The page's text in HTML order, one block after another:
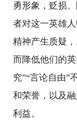
勇形象，贬损
者对这一英雄
精神产生质疑
而降低他们的
究”“言论自由”
和荣誉，以及
利益。